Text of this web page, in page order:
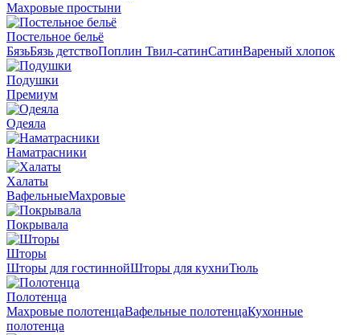
Махровые простыни
Постельное бельё
БязьБязь детствоПоплин Твил-сатинСатинВареный хлопок
Подушки
Премиум
Одеяла
Наматрасники
Халаты
ВафельныеМахровые
Покрывала
Шторы
Шторы для гостиннойШторы для кухниТюль
Полотенца
Махровые полотенцаВафельные полотенцаКухонные
полотенца